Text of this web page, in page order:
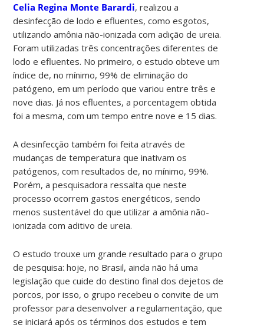
Celia Regina Monte Barardi, realizou a
desinfecção de lodo e efluentes, como esgotos,
utilizando amônia não-ionizada com adição de ureia.
Foram utilizadas três concentrações diferentes de
lodo e efluentes. No primeiro, o estudo obteve um
índice de, no mínimo, 99% de eliminação do
patógeno, em um período que variou entre três e
nove dias. Já nos efluentes, a porcentagem obtida
foi a mesma, com um tempo entre nove e 15 dias.
A desinfecção também foi feita através de
mudanças de temperatura que inativam os
patógenos, com resultados de, no mínimo, 99%.
Porém, a pesquisadora ressalta que neste
processo ocorrem gastos energéticos, sendo
menos sustentável do que utilizar a amônia não-
ionizada com aditivo de ureia.
O estudo trouxe um grande resultado para o grupo
de pesquisa: hoje, no Brasil, ainda não há uma
legislação que cuide do destino final dos dejetos de
porcos, por isso, o grupo recebeu o convite de um
professor para desenvolver a regulamentação, que
se iniciará após os términos dos estudos e tem